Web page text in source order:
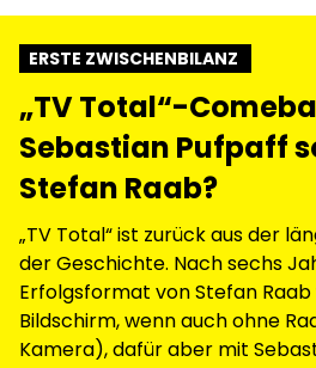
ERSTE ZWISCHENBILANZ
„TV Total“-
Sebastian Pufpaff
Stefan Raab?
„TV Total“ ist zurück aus der
der Geschichte. Nach sechs
Erfolgsformat von Stefan
Bildschirm, wenn auch ohne
Kamera), dafür aber mit